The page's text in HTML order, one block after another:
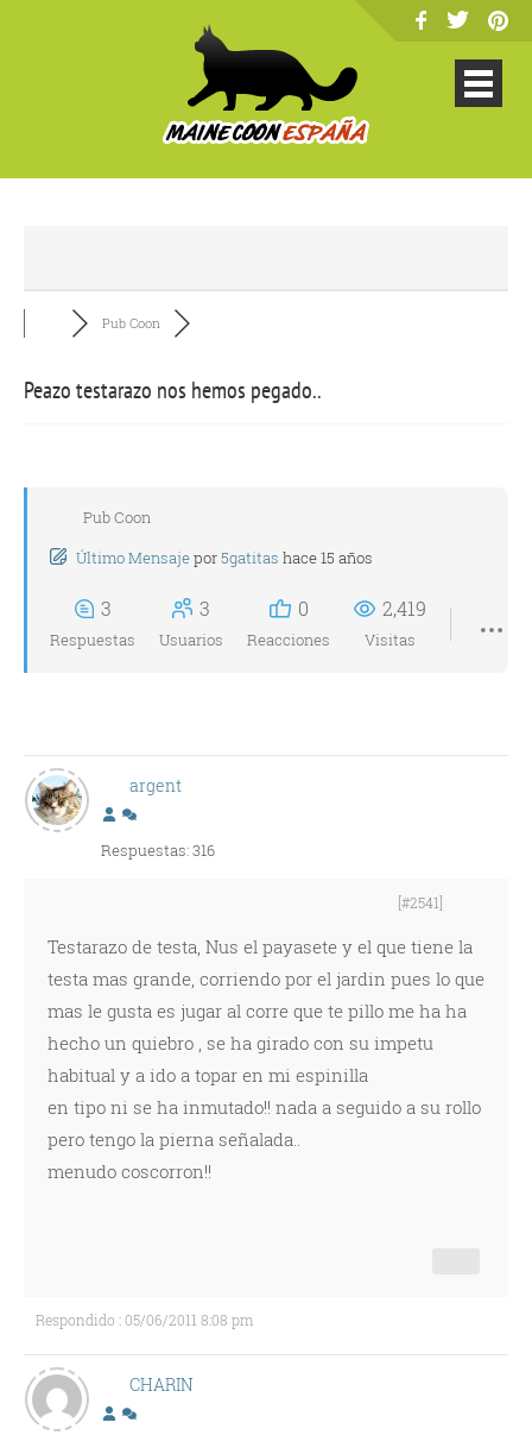
Pub Coon
Peazo testarazo nos hemos pegado..
Pub Coon
Último Mensajepor5gatitas hace 15 años
3
Respuestas
3
Usuarios
0
Reacciones
2,419
Visitas
argent
Respuestas: 316
[#2541]
Testarazo de testa, Nus el payasete y el que tiene la
testa mas grande, corriendo por el jardin pues lo que
mas le gusta es jugar al corre que te pillo me ha ha
hecho un quiebro , se ha girado con su impetu
habitual y a ido a topar en mi espinilla
en tipo ni se ha inmutado!! nada a seguido a su rollo
pero tengo la pierna señalada..
menudo coscorron!!
Respondido : 05/06/2011 8:08 pm
CHARIN